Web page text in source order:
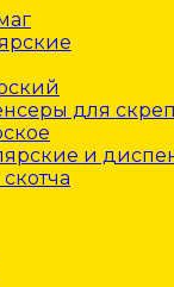
для
и